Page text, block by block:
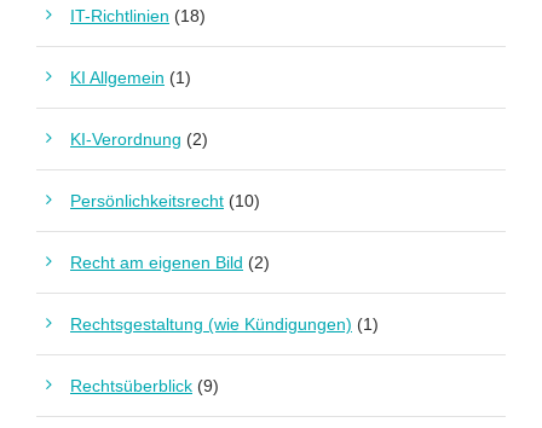
IT-Richtlinien (18)
KI Allgemein (1)
KI-Verordnung (2)
Persönlichkeitsrecht (10)
Recht am eigenen Bild (2)
Rechtsgestaltung (wie Kündigungen) (1)
Rechtsüberblick (9)